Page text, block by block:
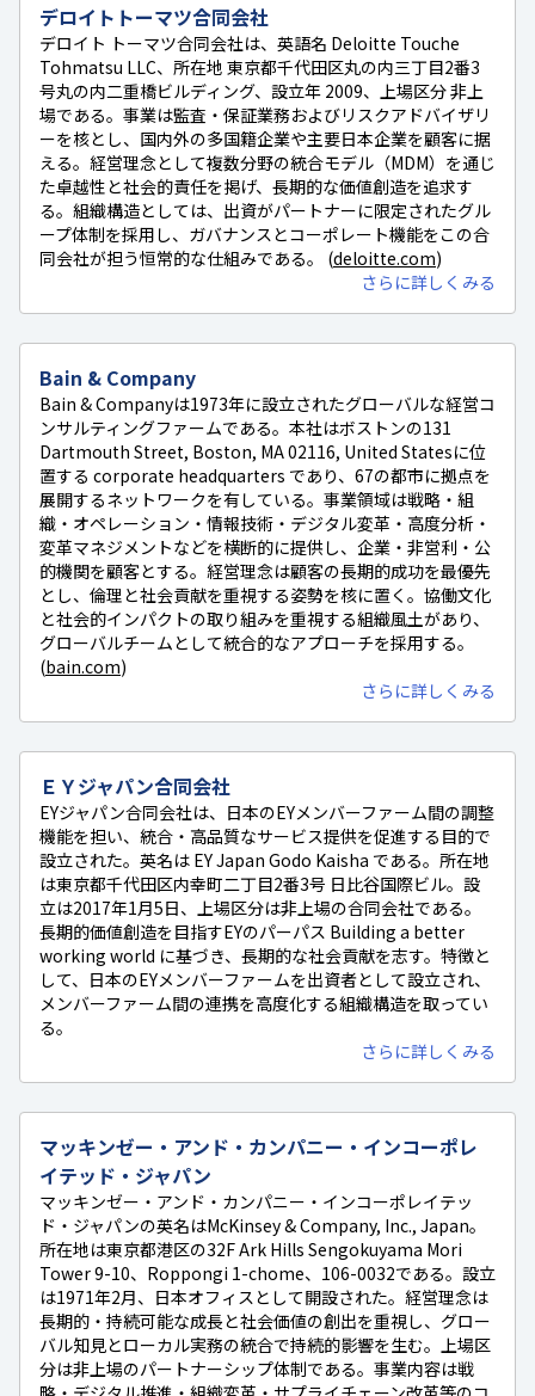
デロイトトーマツ合同会社
デロイト トーマツ合同会社は、英語名 Deloitte Touche
Tohmatsu LLC、所在地 東京都千代田区丸の内三丁目2番3
号丸の内二重橋ビルディング、設立年 2009、上場区分 非上
場である。事業は監査・保証業務およびリスクアドバイザリ
ーを核とし、国内外の多国籍企業や主要日本企業を顧客に据
える。経営理念として複数分野の統合モデル（MDM）を通じ
た卓越性と社会的責任を掲げ、長期的な価値創造を追求す
る。組織構造としては、出資がパートナーに限定されたグル
ープ体制を採用し、ガバナンスとコーポレート機能をこの合
同会社が担う恒常的な仕組みである。 (deloitte.com)
さらに詳しくみる
Bain & Company
Bain & Companyは1973年に設立されたグローバルな経営コ
ンサルティングファームである。本社はボストンの131
Dartmouth Street, Boston, MA 02116, United Statesに位
置する corporate headquarters であり、67の都市に拠点を
展開するネットワークを有している。事業領域は戦略・組
織・オペレーション・情報技術・デジタル変革・高度分析・
変革マネジメントなどを横断的に提供し、企業・非営利・公
的機関を顧客とする。経営理念は顧客の長期的成功を最優先
とし、倫理と社会貢献を重視する姿勢を核に置く。協働文化
と社会的インパクトの取り組みを重視する組織風土があり、
グローバルチームとして統合的なアプローチを採用する。
(bain.com)
さらに詳しくみる
ＥＹジャパン合同会社
EYジャパン合同会社は、日本のEYメンバーファーム間の調整
機能を担い、統合・高品質なサービス提供を促進する目的で
設立された。英名は EY Japan Godo Kaisha である。所在地
は東京都千代田区内幸町二丁目2番3号 日比谷国際ビル。設
立は2017年1月5日、上場区分は非上場の合同会社である。
長期的価値創造を目指すEYのパーパス Building a better
working world に基づき、長期的な社会貢献を志す。特徴と
して、日本のEYメンバーファームを出資者として設立され、
メンバーファーム間の連携を高度化する組織構造を取ってい
る。
さらに詳しくみる
マッキンゼー・アンド・カンパニー・インコーポレ
イテッド・ジャパン
マッキンゼー・アンド・カンパニー・インコーポレイテッ
ド・ジャパンの英名はMcKinsey & Company, Inc., Japan。
所在地は東京都港区の32F Ark Hills Sengokuyama Mori
Tower 9-10、Roppongi 1-chome、106-0032である。設立
は1971年2月、日本オフィスとして開設された。経営理念は
長期的・持続可能な成長と社会価値の創出を重視し、グロー
バル知見とローカル実務の統合で持続的影響を生む。上場区
分は非上場のパートナーシップ体制である。事業内容は戦